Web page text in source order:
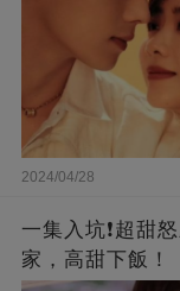
2024/04/28
一集入坑❗超甜
家，高甜下飯！